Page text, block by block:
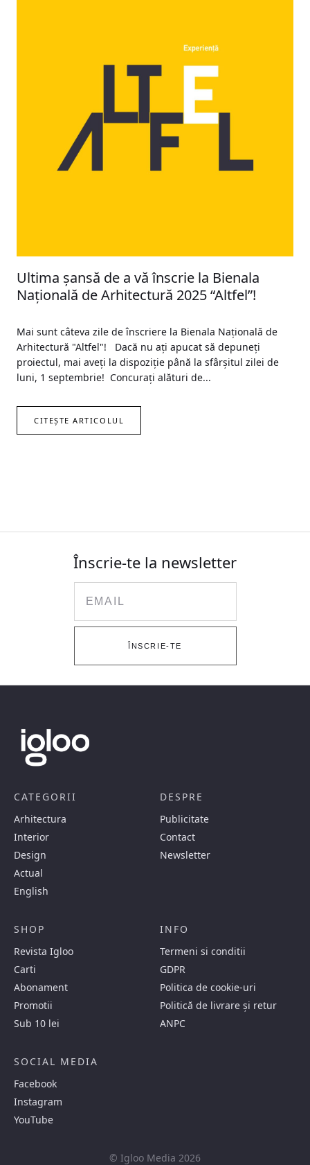
Ultima șansă de a vă înscrie la Bienala
Națională de Arhitectură 2025 “Altfel”!
Mai sunt câteva zile de înscriere la Bienala Națională de
Arhitectură "Altfel"! Dacă nu ați apucat să depuneți
proiectul, mai aveți la dispoziție până la sfârșitul zilei de
luni, 1 septembrie! Concurați alături de...
CITEȘTE ARTICOLUL
Înscrie-te la newsletter
ÎNSCRIE-TE
CATEGORII
Arhitectura
Interior
Design
Actual
English
DESPRE
Publicitate
Contact
Newsletter
SHOP
Revista Igloo
Carti
Abonament
Promotii
Sub 10 lei
INFO
Termeni si conditii
GDPR
Politica de cookie-uri
Politică de livrare și retur
ANPC
SOCIAL MEDIA
Facebook
Instagram
YouTube
© Igloo Media 2026